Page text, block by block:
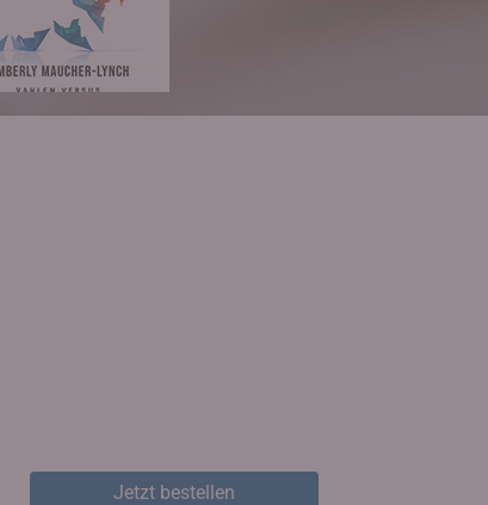
Jetzt bestellen